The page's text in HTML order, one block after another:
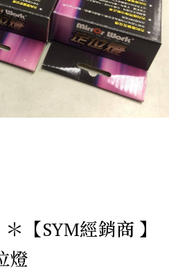
【SYM經銷商 】
燈